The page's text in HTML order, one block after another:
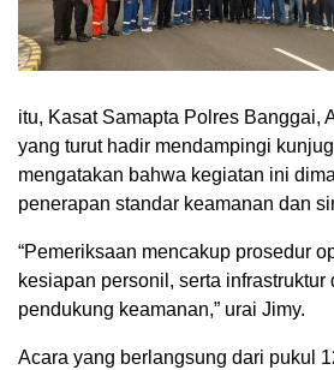
itu, Kasat Samapta Polres Banggai,
yang turut hadir mendampingi
mengatakan bahwa kegiatan ini
penerapan standar keamanan dan
“Pemeriksaan mencakup prosedur
kesiapan personil, serta infrastruktur
pendukung keamanan,” urai Jimy.
Acara yang berlangsung dari pukul